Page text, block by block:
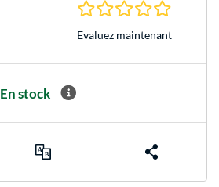
Evaluez maintenant
En stock